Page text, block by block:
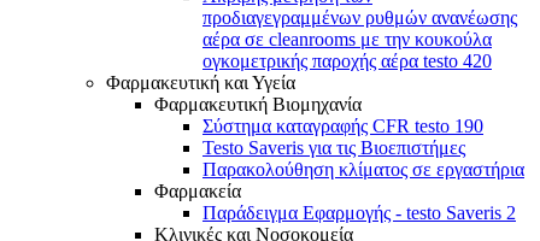
προδιαγεγραμμένων ρυθμών ανανέωσης
αέρα σε cleanrooms με την κουκούλα
ογκομετρικής παροχής αέρα testo 420
Φαρμακευτική και Υγεία
Φαρμακευτική Βιομηχανία
Σύστημα καταγραφής CFR testo 190
Testo Saveris για τις Βιοεπιστήμες
Παρακολούθηση κλίματος σε εργαστήρια
Φαρμακεία
Παράδειγμα Εφαρμογής - testo Saveris 2
Κλινικές και Νοσοκομεία